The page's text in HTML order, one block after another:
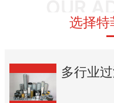
选择特
多行业